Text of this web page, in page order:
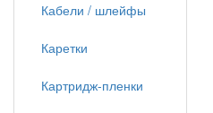
Кабели / шлейфы
Каретки
Картридж-пленки